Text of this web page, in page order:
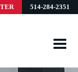
514-284-2351